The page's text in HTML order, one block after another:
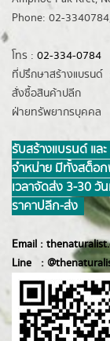
Phone: 02-
โทร : 02-334-0784
ที่ปรึกษาสร้างแบรนด์
สั่งซื้อสินค้าปลีก
ฝ่ายทรัพยากรบุคคล
รับสร้างแบรนด์ แ
จำหน่าย มีทั้งสต็อก
เวลาจัดส่ง 3-30 วั
ราคาปลีก-ส่ง
Email :
Line : @thenatur